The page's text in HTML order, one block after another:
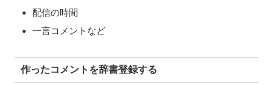
配信の時間
一言コメントなど
作ったコメントを辞書登録する